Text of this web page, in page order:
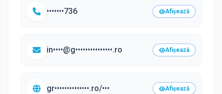
•••••••736 Afișează
in••••@g•••••••••••••••.ro Afișează
gr••••••••••••••.ro/••• Afișează